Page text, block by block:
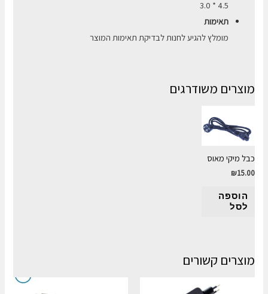
4.5 * 3.0
תאימות
מומלץ להגיע לחנות לבדיקת תאימות המוצר
מוצרים משודרגים
כבל מיקי מאוס
₪15.00
הוספה
לסל
מוצרים קשורים